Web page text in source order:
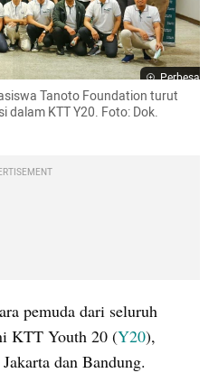
Perbesar
Tanoto Foundation turut
KTT Y20. Foto: Dok.
pemuda dari seluruh
KTT Youth 20 (Y20),
dan Bandung.